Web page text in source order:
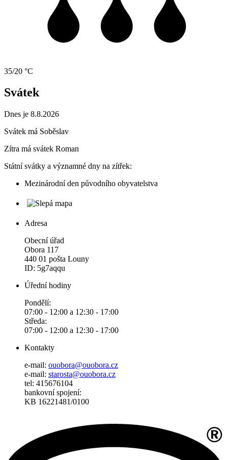
35/20 °C
Svátek
Dnes je 8.8.2026
Svátek má Soběslav
Zítra má svátek Roman
Státní svátky a významné dny na zítřek:
Mezinárodní den původního obyvatelstva
Adresa
Obecní úřad
Obora 117
440 01 pošta Louny
ID: 5g7aqqu
Úřední hodiny
Pondělí:
07:00 - 12:00 a 12:30 - 17:00
Středa:
07:00 - 12:00 a 12:30 - 17:00
Kontakty
e-mail: ouobora@ouobora.cz
e-mail: starosta@ouobora.cz
tel: 415676104
bankovní spojení:
KB 16221481/0100